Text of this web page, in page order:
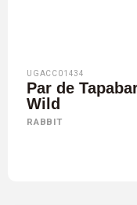
UGACC01434
Par de
Wild
RABBIT